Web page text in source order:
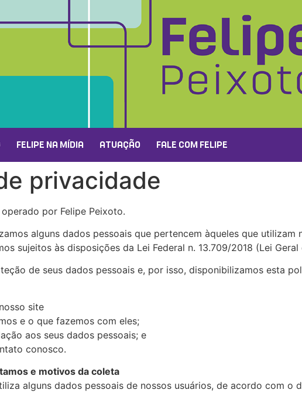
FELIPE NA MÍDIA ATUAÇÃO FALE COM FELIPE
privacidade
por Felipe Peixoto.
alguns dados pessoais que pertencem àqueles que
sujeitos às disposições da Lei Federal n. 13.709/2018 (Lei
de seus dados pessoais e, por isso, disponibilizamos esta
site
e o que fazemos com eles;
aos seus dados pessoais; e
conosco.
e motivos da coleta
alguns dados pessoais de nossos usuários, de acordo com o